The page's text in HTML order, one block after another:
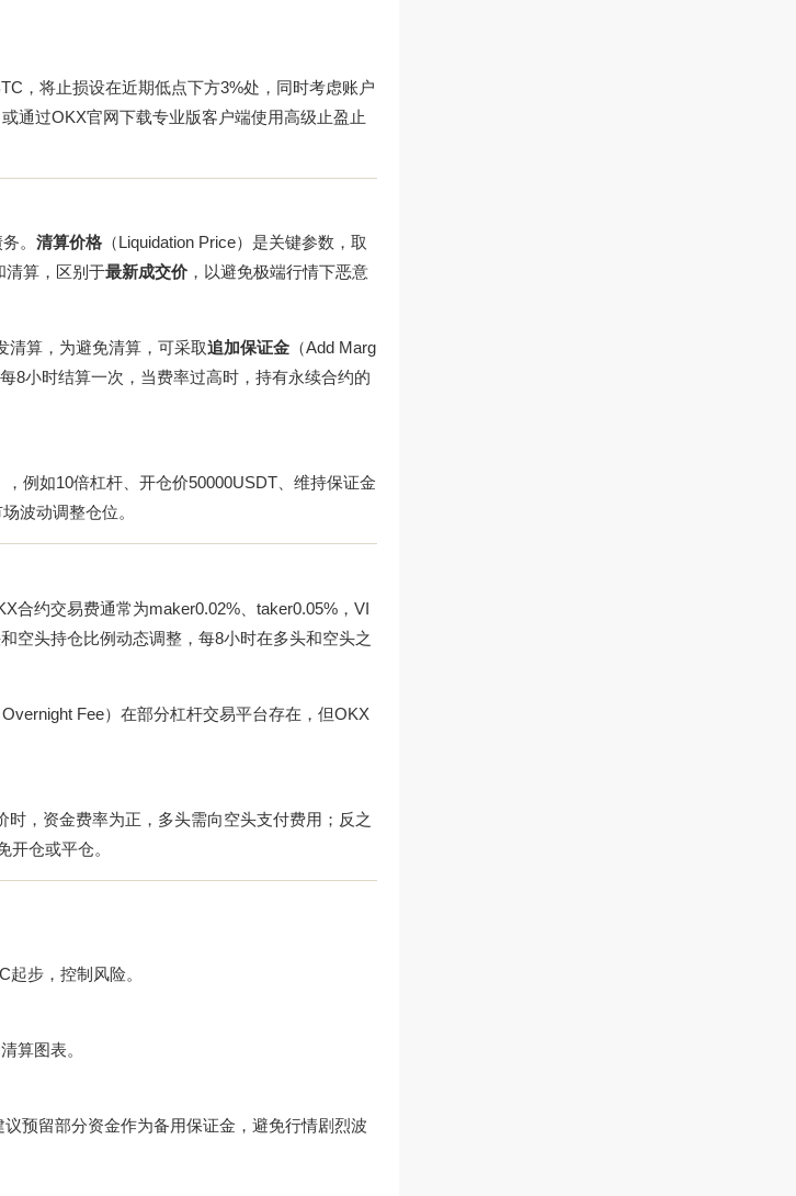
，将止损设在近期低点下方3%处，同时考虑账户
通过OKX官网下载专业版客户端使用高级止盈止
。 清算价格 （Liquidation Price）是关键参数，取
清算，区别于最新成交价 ，以避免极端行情下恶意
清算，为避免清算，可采取追加保证金 （Add Marg
每8小时结算一次，当费率过高时，持有永续合约的
例如10倍杠杆、开仓价50000USDT、维持保证金
波动调整仓位。
合约交易费通常为maker0.02%、taker0.05%，VI
空头持仓比例动态调整，每8小时在多头和空头之
Overnight Fee）在部分杠杆交易平台存在，但OKX
，资金费率为正，多头需向空头支付费用；反之
仓或平仓。
步，控制风险。
算图表。
预留部分资金作为备用保证金，避免行情剧烈波